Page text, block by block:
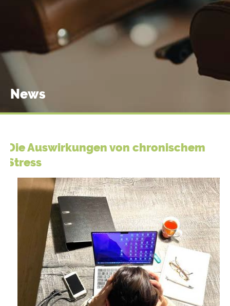
News
Die Auswirkungen von chronischem
Stress